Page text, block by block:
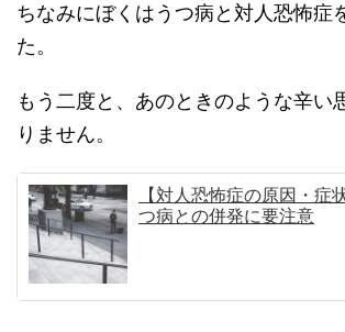
ちなみにぼくはうつ病と対人恐怖症
た。
もう二度と、あのときのような辛い
りません。
【対人恐怖症の原因・症
つ病との併発に要注意